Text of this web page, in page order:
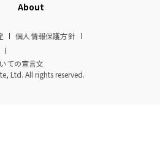
About
個人情報保護方針
ての宣言文
Ltd. All rights reserved.